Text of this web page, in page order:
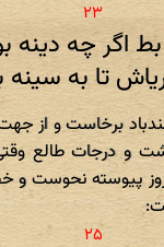
اگر چه دینه
تا به سینه
برخاست و از
و درجات طالع
پیوسته نحوست و